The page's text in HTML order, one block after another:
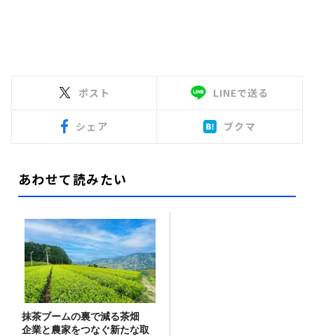
ポスト LINEで送る
シェア ブクマ
あわせて読みたい
抹茶ブームの裏で減る茶畑
企業と農家をつなぐ新たな取